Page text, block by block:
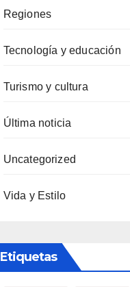
Regiones
Tecnología y educación
Turismo y cultura
Última noticia
Uncategorized
Vida y Estilo
Etiquetas